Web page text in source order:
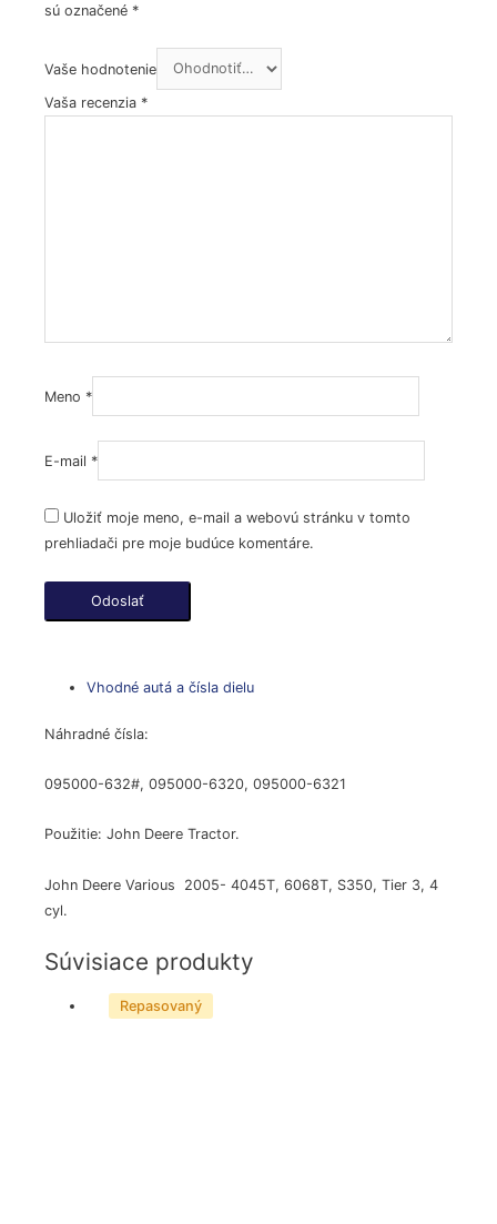
sú označené *
Vaše hodnotenie
Vaša recenzia *
Meno *
E-mail *
Uložiť moje meno, e-mail a webovú stránku v tomto
prehliadači pre moje budúce komentáre.
Vhodné autá a čísla dielu
Náhradné čísla:
095000-632#, 095000-6320, 095000-6321
Použitie: John Deere Tractor.
John Deere Various 2005- 4045T, 6068T, S350, Tier 3, 4
cyl.
Súvisiace produkty
Repasovaný